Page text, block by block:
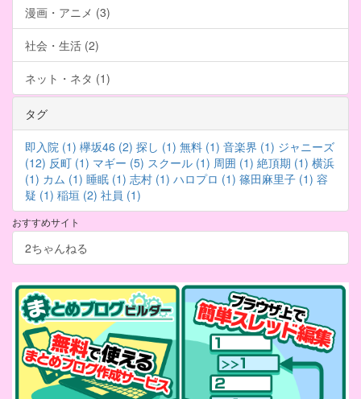
漫画・アニメ (3)
社会・生活 (2)
ネット・ネタ (1)
タグ
即入院 (1) 欅坂46 (2) 探し (1) 無料 (1) 音楽界 (1) ジャニーズ
(12) 反町 (1) マギー (5) スクール (1) 周囲 (1) 絶頂期 (1) 横浜
(1) カム (1) 睡眠 (1) 志村 (1) ハロプロ (1) 篠田麻里子 (1) 容
疑 (1) 稲垣 (2) 社員 (1)
おすすめサイト
2ちゃんねる